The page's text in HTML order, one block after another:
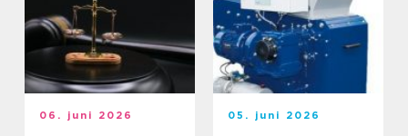
06. juni 2026 05. juni 2026